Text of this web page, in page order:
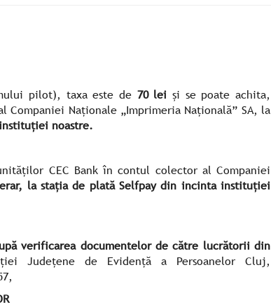
pilot), taxa este de 70 lei și se poate achita,
Naționale „Imprimeria Națională” SA, la
noastre.
CEC Bank în contul colector al Companiei
la stația de plată Selfpay din incinta instituției
verificarea documentelor de către lucrătorii din
Județene de Evidență a Persoanelor Cluj,